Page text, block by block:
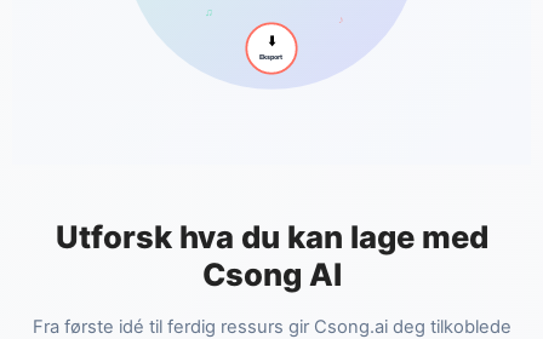
⬇️
Eksport
♪
♫
Utforsk hva du kan lage med
Csong AI
Fra første idé til ferdig ressurs gir Csong.ai deg tilkoblede